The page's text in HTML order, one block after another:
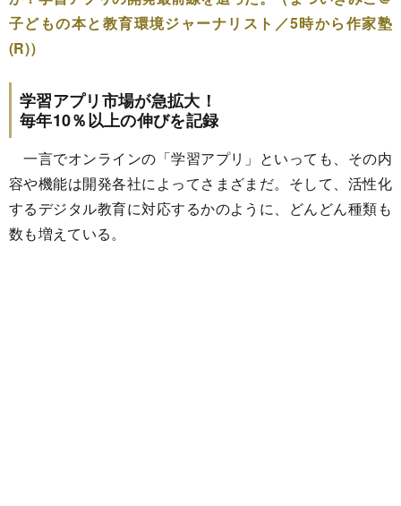
子どもの本と教育環境ジャーナリスト／5時から作家塾
(R)）
学習アプリ市場が急拡大！
毎年10％以上の伸びを記録
一言でオンラインの「学習アプリ」といっても、その内
容や機能は開発各社によってさまざまだ。そして、活性化
するデジタル教育に対応するかのように、どんどん種類も
数も増えている。